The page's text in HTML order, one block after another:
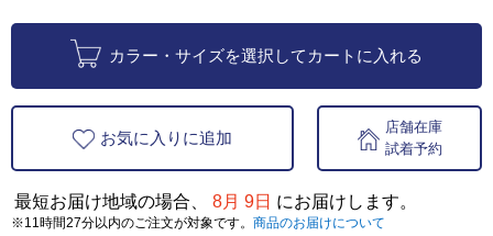
カラー・サイズを選択してカートに入れる
お気に入りに追加
店舗在庫
試着予約
最短お届け地域の場合、 8月 9日 にお届けします。
※11時間27分以内のご注文が対象です。 商品のお届けについて